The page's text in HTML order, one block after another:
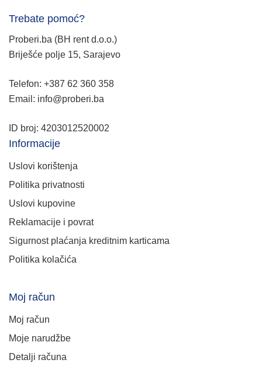
Trebate pomoć?
Proberi.ba (BH rent d.o.o.)
Briješće polje 15, Sarajevo
Telefon: +387 62 360 358
Email: info@proberi.ba
ID broj: 4203012520002
Informacije
Uslovi korištenja
Politika privatnosti
Uslovi kupovine
Reklamacije i povrat
Sigurnost plaćanja kreditnim karticama
Politika kolačića
Moj račun
Moj račun
Moje narudžbe
Detalji računa